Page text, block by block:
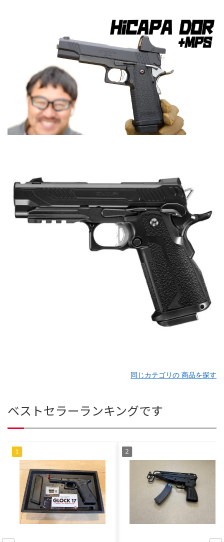
同じカテゴリの 商品を探す
ベストセラーランキングです